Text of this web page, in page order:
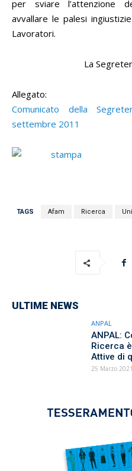
per sviare l’attenzione
avvallare le palesi
Lavoratori.
La
Allegato:
Comunicato della
settembre 2011
TAGS Afam Ricerca
ULTIME NEWS
ANPAL
ANPAL:
Ricerca
Attive di
25 Marzo 2021